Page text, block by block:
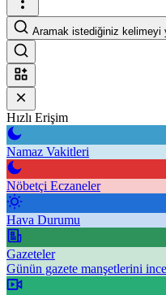
Aramak istediğiniz kelimeyi
Hızlı Erişim
Namaz Vakitleri
Nöbetçi Eczaneler
Hava Durumu
Gazeteler
Günün gazete manşetlerini